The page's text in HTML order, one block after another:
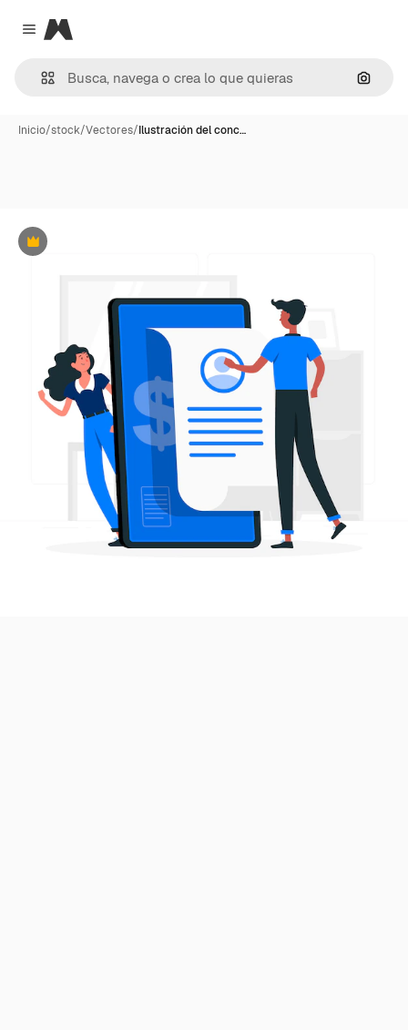
Close menu
Magnific
Inicio/stock/Vectores/Ilustración del conc…
Premium